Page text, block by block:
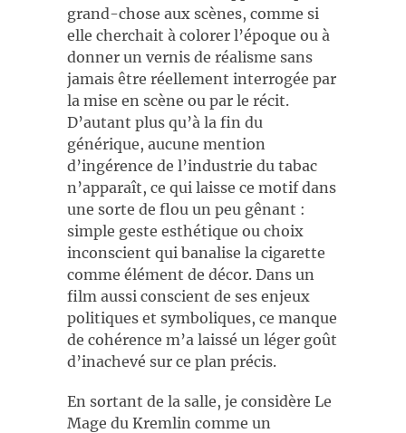
grand-chose aux scènes, comme si
elle cherchait à colorer l’époque ou à
donner un vernis de réalisme sans
jamais être réellement interrogée par
la mise en scène ou par le récit.
D’autant plus qu’à la fin du
générique, aucune mention
d’ingérence de l’industrie du tabac
n’apparaît, ce qui laisse ce motif dans
une sorte de flou un peu gênant :
simple geste esthétique ou choix
inconscient qui banalise la cigarette
comme élément de décor. Dans un
film aussi conscient de ses enjeux
politiques et symboliques, ce manque
de cohérence m’a laissé un léger goût
d’inachevé sur ce plan précis.
En sortant de la salle, je considère Le
Mage du Kremlin comme un